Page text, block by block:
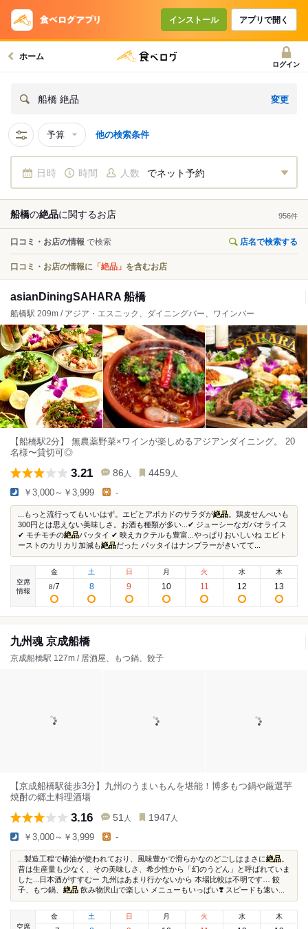
インストール アプリで開く
ホーム
ログイン
船橋 絶品 変更
予算 他の検索条件
日時 時間 人数 でネット予約
船橋の絶品に関するお店 956件
口コミ・お店の情報 で検索 店名で検索する
口コミ・お店の情報に 「絶品」 を含むお店
asianDiningSAHARA 船橋
船橋駅 209m / アジア・エスニック、ダイニングバー、ワインバー
【船橋駅2分】 無農薬野菜×ワインが楽しめるアジアンダイニング。 20
名様〜貸切可◎
3.21 86 人 4459 人
￥3,000～￥3,999 -
...もっと流行ってもいいはず。エビとアボカドのサラダが絶品 。鶏皮せんべいも
300円とは思えない美味しさ。お酒も種類が多い...✔ ジューシーなガパオライス
✔ モチモチの絶品パッタイ ✔ 映えカクテルも豊富...やっぱりおいしいね エビト
ーストのカリカリ加減も絶品だった パッタイはナンプラーがきいてて...
空席
情報
金
8/7
土
8
日
9
月
10
火
11
水
12
木
13
九州魂 京成船橋
京成船橋駅 127m / 居酒屋、もつ鍋、餃子
【京成船橋駅徒歩3分】九州のうまいもんを堪能！博多もつ鍋や厳選芋
焼酎の郷土料理酒場
3.16 51 人 1947 人
￥3,000～￥3,999 -
...製造工程で椿油が使われており、風味豊かで滑らかなのどごしはまさに絶品
昔は生産量も少なく、その美味しさ、希少性から「幻のうどん」と呼ばれていま
した...日本酒がすすむー 九州はあまり行かないから 本場比較は不明です… 餃
子、もつ鍋、 絶品 飲み物沢山で楽しい メニューもいっぱい❣️ スピードも速い...
空席
金
土 日 月 火 水 木